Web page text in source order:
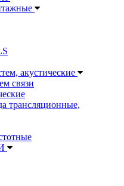
акустические
связи
трансляционные,